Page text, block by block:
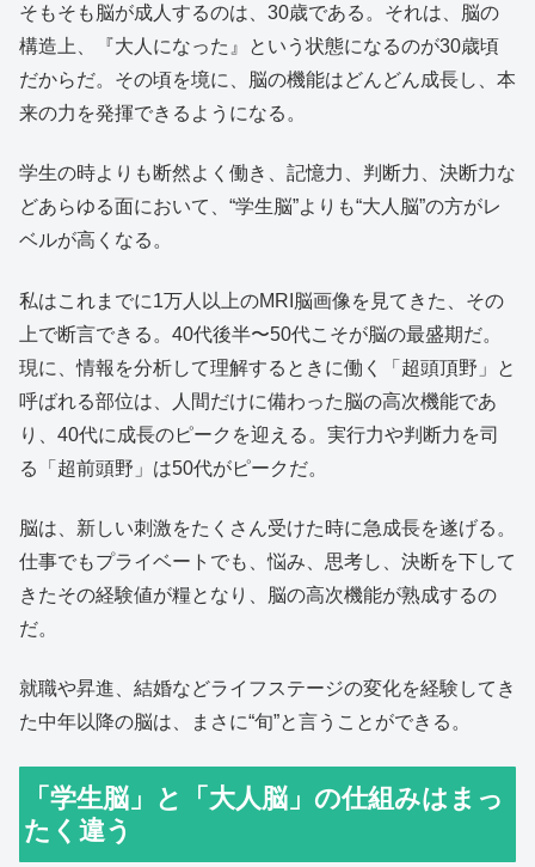
そもそも脳が成人するのは、30歳である。それは、脳の
構造上、『大人になった』という状態になるのが30歳頃
だからだ。その頃を境に、脳の機能はどんどん成長し、本
来の力を発揮できるようになる。
学生の時よりも断然よく働き、記憶力、判断力、決断力な
どあらゆる面において、“学生脳”よりも“大人脳”の方がレ
ベルが高くなる。
私はこれまでに1万人以上のMRI脳画像を見てきた、その
上で断言できる。40代後半〜50代こそが脳の最盛期だ。
現に、情報を分析して理解するときに働く「超頭頂野」と
呼ばれる部位は、人間だけに備わった脳の高次機能であ
り、40代に成長のピークを迎える。実行力や判断力を司
る「超前頭野」は50代がピークだ。
脳は、新しい刺激をたくさん受けた時に急成長を遂げる。
仕事でもプライベートでも、悩み、思考し、決断を下して
きたその経験値が糧となり、脳の高次機能が熟成するの
だ。
就職や昇進、結婚などライフステージの変化を経験してき
た中年以降の脳は、まさに“旬”と言うことができる。
「学生脳」と「大人脳」の仕組みはまっ
たく違う